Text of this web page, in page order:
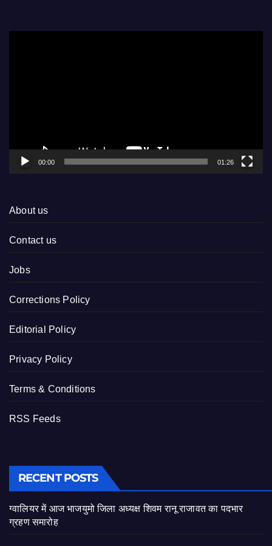
00:00 01:26
About us
Contact us
Jobs
Corrections Policy
Editorial Policy
Privacy Policy
Terms & Conditions
RSS Feeds
RECENT POSTS
ग्वालियर में आज भाजयुमो जिला अध्यक्ष शिवम रानू राजावत का पदभार
ग्रहण समारोह